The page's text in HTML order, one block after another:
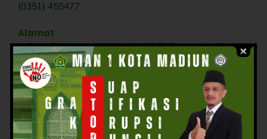
(0351) 455477
Alamat
Jl. Raya Ponorogo - Madiun No.68 B, Demangan, Kec.
Taman, Kota Madiun, Jawa Timur 63136
Profil